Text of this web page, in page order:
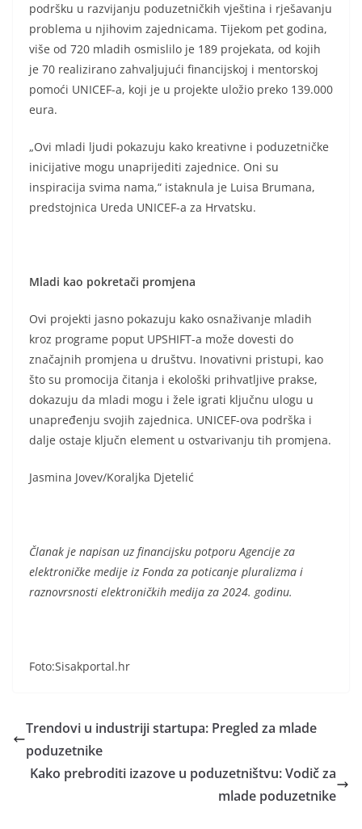
podršku u razvijanju poduzetničkih vještina i rješavanju
problema u njihovim zajednicama. Tijekom pet godina,
više od 720 mladih osmislilo je 189 projekata, od kojih
je 70 realizirano zahvaljujući financijskoj i mentorskoj
pomoći UNICEF-a, koji je u projekte uložio preko 139.000
eura.
„Ovi mladi ljudi pokazuju kako kreativne i poduzetničke
inicijative mogu unaprijediti zajednice. Oni su
inspiracija svima nama,“ istaknula je Luisa Brumana,
predstojnica Ureda UNICEF-a za Hrvatsku.
Mladi kao pokretači promjena
Ovi projekti jasno pokazuju kako osnaživanje mladih
kroz programe poput UPSHIFT-a može dovesti do
značajnih promjena u društvu. Inovativni pristupi, kao
što su promocija čitanja i ekološki prihvatljive prakse,
dokazuju da mladi mogu i žele igrati ključnu ulogu u
unapređenju svojih zajednica. UNICEF-ova podrška i
dalje ostaje ključn element u ostvarivanju tih promjena.
Jasmina Jovev/Koraljka Djetelić
Članak je napisan uz financijsku potporu Agencije za
elektroničke medije iz Fonda za poticanje pluralizma i
raznovrsnosti elektroničkih medija za 2024. godinu.
Foto:Sisakportal.hr
Trendovi u industriji startupa: Pregled za mlade
poduzetnike
Kako prebroditi izazove u poduzetništvu: Vodič za
mlade poduzetnike